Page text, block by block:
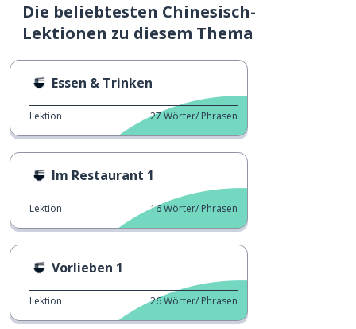
Die beliebtesten Chinesisch-
Lektionen zu diesem Thema
Essen & Trinken
Lektion 27Wörter/ Phrasen
Im Restaurant 1
Lektion 16Wörter/ Phrasen
Vorlieben 1
Lektion 26Wörter/ Phrasen